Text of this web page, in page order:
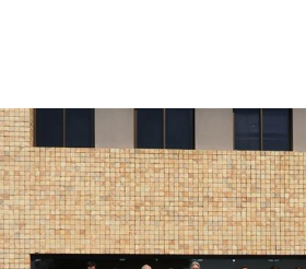
with Image)